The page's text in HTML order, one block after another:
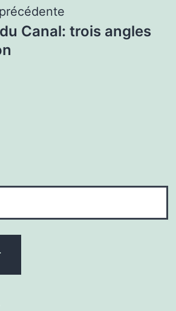
Canal: trois angles